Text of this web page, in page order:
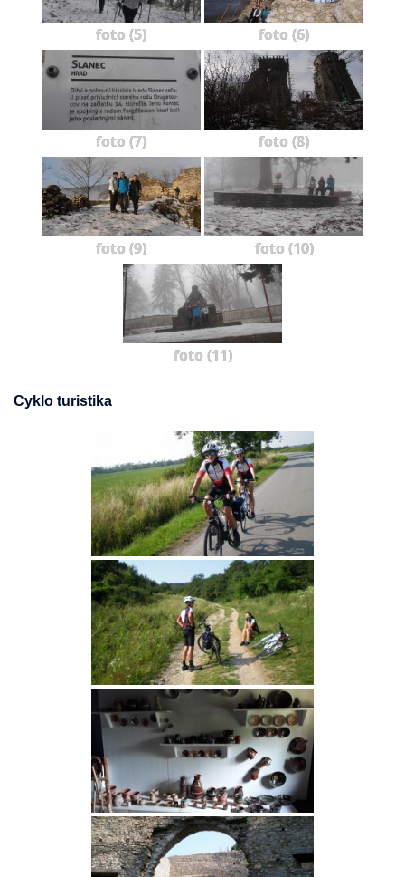
foto (5) foto (6)
foto (7) foto (8)
foto (9) foto (10)
foto (11)
Cyklo turistika